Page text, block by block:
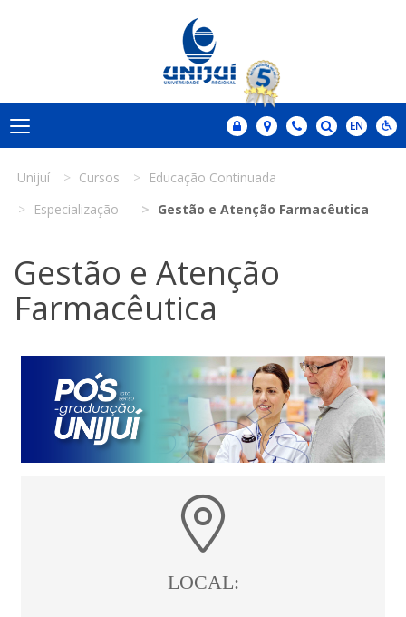
Unijuí Cursos
Educação Continuada
Especialização
Gestão e Atenção Farmacêutica
Gestão e Atenção
Farmacêutica